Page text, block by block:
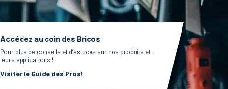
Accédez au coin des Bricos
Pour plus de conseils et d’astuces sur nos produits et
leurs applications !
Visiter le Guide des Pros!